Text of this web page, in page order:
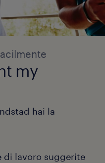
my
hai la
di lavoro suggerite